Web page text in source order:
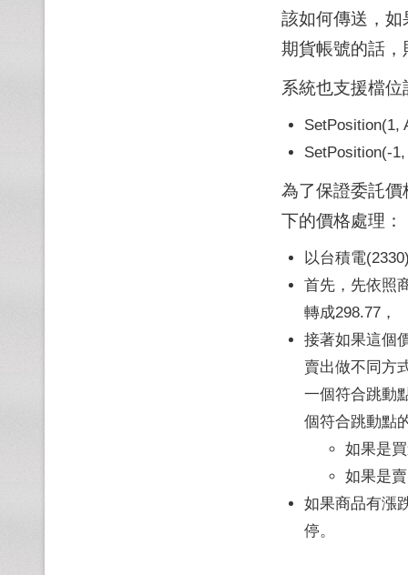
該如何傳送，
期貨帳號的話
系統也支援檔
SetPosition(1,
SetPosition(-
為了保證委託
下的價格處理：
以台積電
首先，先依照
轉成298.77，
接著如果這個
賣出做不同方
一個符合跳動
個符合跳動點
如果是
如果是
如果商品有漲
停。